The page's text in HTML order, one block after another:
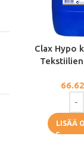
Clax Hypo
66.62
LISÄÄ